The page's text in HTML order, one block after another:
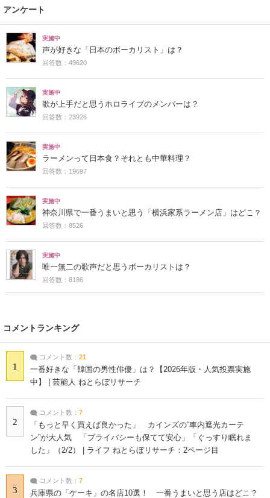
アンケート
実施中
声が好きな「日本のボーカリスト」は？
回答数：49620
実施中
歌が上手だと思うホロライブのメンバーは？
回答数：23926
実施中
ラーメンって日本食？それとも中華料理？
回答数：19697
実施中
神奈川県で一番うまいと思う「横浜家系ラーメン店」はどこ？
回答数：8526
実施中
唯一無二の歌声だと思うボーカリストは？
回答数：8186
コメントランキング
1
コメント数： 21
一番好きな「韓国の男性俳優」は？【2026年版・人気投票実施
中】 | 芸能人 ねとらぼリサーチ
2
コメント数： 7
「もっと早く買えば良かった」 カインズの“車内遮光カーテ
ン”が大人気 「プライバシーも保てて安心」「ぐっすり眠れま
した」（2/2） | ライフ ねとらぼリサーチ：2ページ目
3
コメント数： 7
兵庫県の「ケーキ」の名店10選！ 一番うまいと思う店はどこ？